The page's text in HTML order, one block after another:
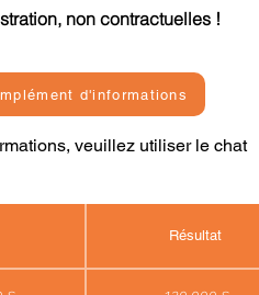
non contractuelles !
d'informations
veuillez utiliser le chat
Résultat